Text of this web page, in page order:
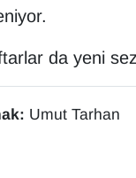
da yeni
Umut Tarhan